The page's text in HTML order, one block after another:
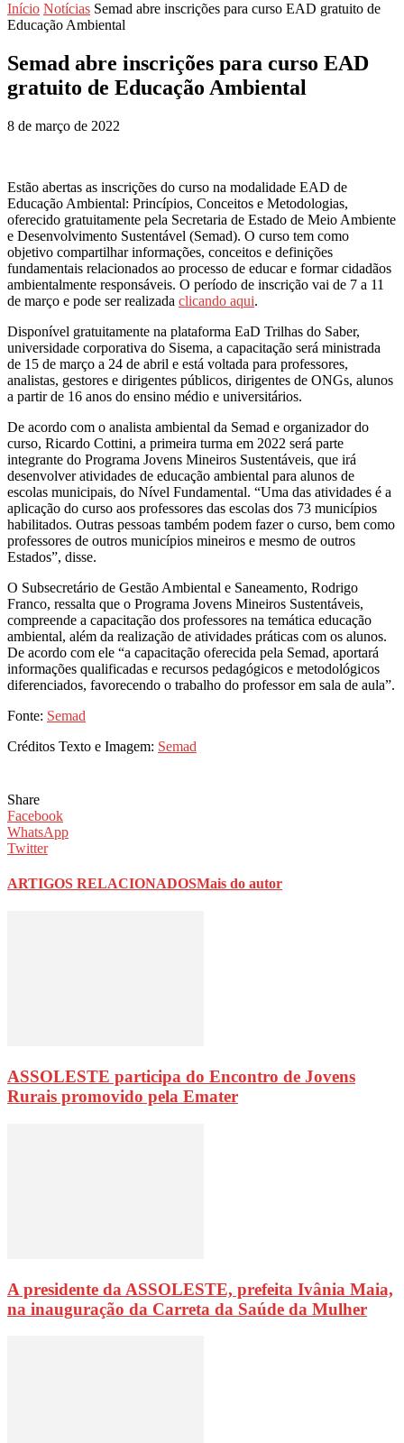
Início Notícias Semad abre inscrições para curso EAD gratuito de
Educação Ambiental
Semad abre inscrições para curso EAD
gratuito de Educação Ambiental
8 de março de 2022
Estão abertas as inscrições do curso na modalidade EAD de
Educação Ambiental: Princípios, Conceitos e Metodologias,
oferecido gratuitamente pela Secretaria de Estado de Meio Ambiente
e Desenvolvimento Sustentável (Semad). O curso tem como
objetivo compartilhar informações, conceitos e definições
fundamentais relacionados ao processo de educar e formar cidadãos
ambientalmente responsáveis. O período de inscrição vai de 7 a 11
de março e pode ser realizada clicando aqui.
Disponível gratuitamente na plataforma EaD Trilhas do Saber,
universidade corporativa do Sisema, a capacitação será ministrada
de 15 de março a 24 de abril e está voltada para professores,
analistas, gestores e dirigentes públicos, dirigentes de ONGs, alunos
a partir de 16 anos do ensino médio e universitários.
De acordo com o analista ambiental da Semad e organizador do
curso, Ricardo Cottini, a primeira turma em 2022 será parte
integrante do Programa Jovens Mineiros Sustentáveis, que irá
desenvolver atividades de educação ambiental para alunos de
escolas municipais, do Nível Fundamental. “Uma das atividades é a
aplicação do curso aos professores das escolas dos 73 municípios
habilitados. Outras pessoas também podem fazer o curso, bem como
professores de outros municípios mineiros e mesmo de outros
Estados”, disse.
O Subsecretário de Gestão Ambiental e Saneamento, Rodrigo
Franco, ressalta que o Programa Jovens Mineiros Sustentáveis,
compreende a capacitação dos professores na temática educação
ambiental, além da realização de atividades práticas com os alunos.
De acordo com ele “a capacitação oferecida pela Semad, aportará
informações qualificadas e recursos pedagógicos e metodológicos
diferenciados, favorecendo o trabalho do professor em sala de aula”.
Fonte: Semad
Créditos Texto e Imagem: Semad
Share
Facebook
WhatsApp
Twitter
ARTIGOS RELACIONADOSMais do autor
ASSOLESTE participa do Encontro de Jovens
Rurais promovido pela Emater
A presidente da ASSOLESTE, prefeita Ivânia Maia,
na inauguração da Carreta da Saúde da Mulher